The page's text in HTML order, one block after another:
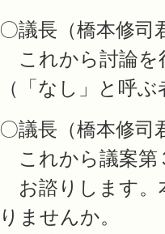
〇議長（橋本修
これから討論を
（「なし」と呼
〇議長（橋本修
これから議案第
お諮りします。
りませんか。